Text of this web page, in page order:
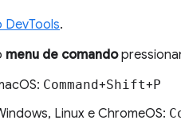
DevTools.
menu de comando
Command+Shift+P
Linux e ChromeOS: